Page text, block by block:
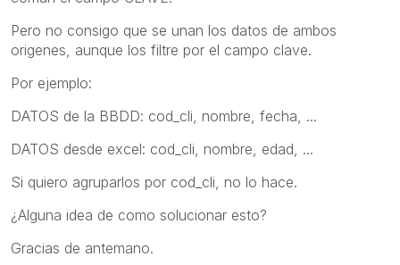
Pero no consigo que se unan los datos de ambos
origenes, aunque los filtre por el campo clave.
Por ejemplo:
DATOS de la BBDD: cod_cli, nombre, fecha, ...
DATOS desde excel: cod_cli, nombre, edad, ...
Si quiero agruparlos por cod_cli, no lo hace.
¿Alguna idea de como solucionar esto?
Gracias de antemano.